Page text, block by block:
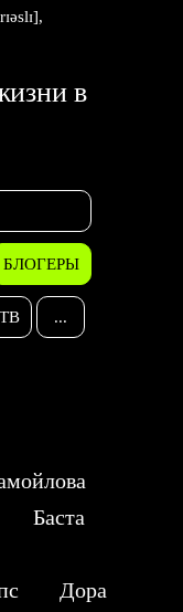
в
БЛОГЕРЫ
ТВ ...
Баста
Дора